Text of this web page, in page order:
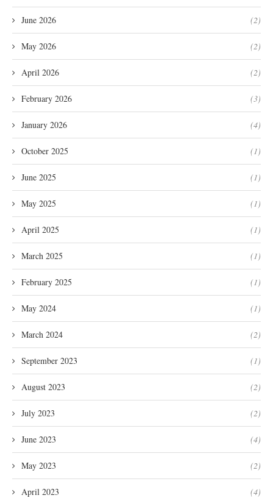
June 2026 (2)
May 2026 (2)
April 2026 (2)
February 2026 (3)
January 2026 (4)
October 2025 (1)
June 2025 (1)
May 2025 (1)
April 2025 (1)
March 2025 (1)
February 2025 (1)
May 2024 (1)
March 2024 (2)
September 2023 (1)
August 2023 (2)
July 2023 (2)
June 2023 (4)
May 2023 (2)
April 2023 (4)